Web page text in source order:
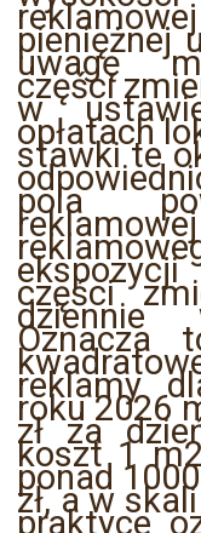
pieniężnej
uwagę
części
w
opłatach
stawki te
pola
części
dziennie
Oznacza
reklamy
roku 2026
zł za
koszt 1
ponad
zł, a w
praktyce